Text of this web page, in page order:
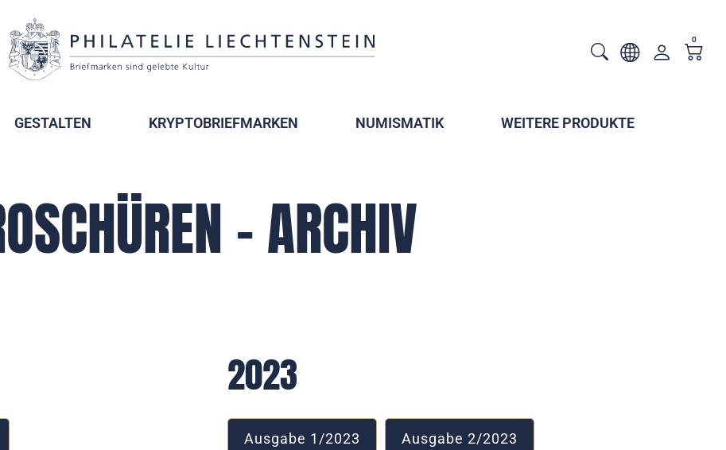
0
GESTALTEN KRYPTOBRIEFMARKEN NUMISMATIK WEITERE PRODUKTE
- ARCHIV
2023
Ausgabe 1/2023 Ausgabe 2/2023